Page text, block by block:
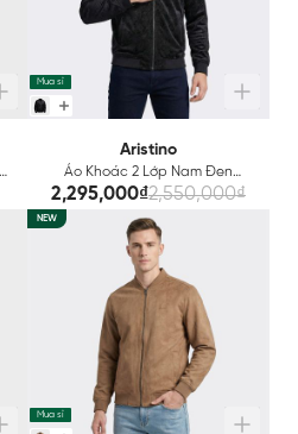
Mua sỉ
Aristino
Áo Khoác 2 Lớp Nam Đen
Jacquard Aristino AJK602EDP01
2,295,000₫2,550,000₫
NEW
Mua sỉ